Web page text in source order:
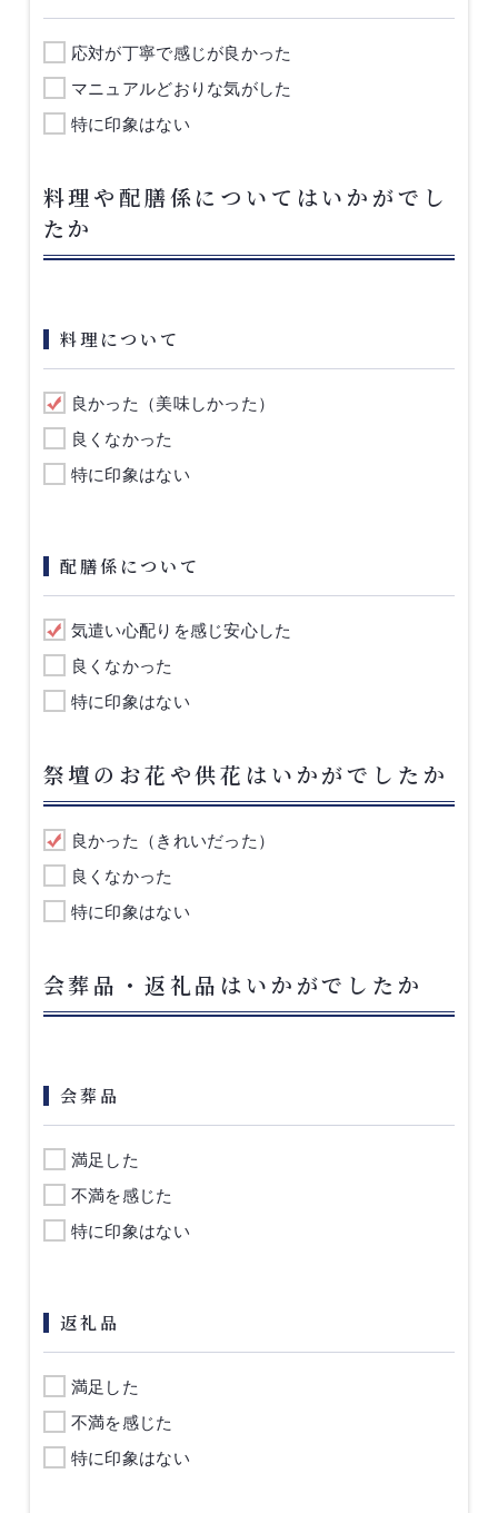
応対が丁寧で感じが良かった
マニュアルどおりな気がした
特に印象はない
料理や配膳係についてはいかがでし
たか
料理について
良かった（美味しかった）
良くなかった
特に印象はない
配膳係について
気遣い心配りを感じ安心した
良くなかった
特に印象はない
祭壇のお花や供花はいかがでしたか
良かった（きれいだった）
良くなかった
特に印象はない
会葬品・返礼品はいかがでしたか
会葬品
満足した
不満を感じた
特に印象はない
返礼品
満足した
不満を感じた
特に印象はない